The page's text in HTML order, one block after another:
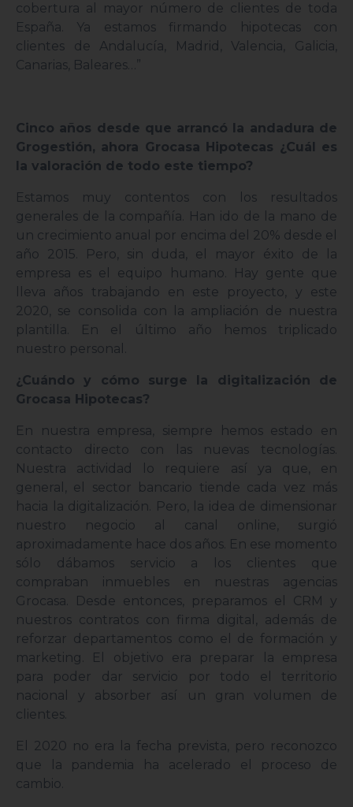
cobertura al mayor número de clientes de toda
España. Ya estamos firmando hipotecas con
clientes de Andalucía, Madrid, Valencia, Galicia,
Canarias, Baleares…”
Cinco años desde que arrancó la andadura de
Grogestión, ahora Grocasa Hipotecas ¿Cuál es
la valoración de todo este tiempo?
Estamos muy contentos con los resultados
generales de la compañía. Han ido de la mano de
un crecimiento anual por encima del 20% desde el
año 2015. Pero, sin duda, el mayor éxito de la
empresa es el equipo humano. Hay gente que
lleva años trabajando en este proyecto, y este
2020, se consolida con la ampliación de nuestra
plantilla. En el último año hemos triplicado
nuestro personal.
¿Cuándo y cómo surge la digitalización de
Grocasa Hipotecas?
En nuestra empresa, siempre hemos estado en
contacto directo con las nuevas tecnologías.
Nuestra actividad lo requiere así ya que, en
general, el sector bancario tiende cada vez más
hacia la digitalización. Pero, la idea de dimensionar
nuestro negocio al canal online, surgió
aproximadamente hace dos años. En ese momento
sólo dábamos servicio a los clientes que
compraban inmuebles en nuestras agencias
Grocasa. Desde entonces, preparamos el CRM y
nuestros contratos con firma digital, además de
reforzar departamentos como el de formación y
marketing. El objetivo era preparar la empresa
para poder dar servicio por todo el territorio
nacional y absorber así un gran volumen de
clientes.
El 2020 no era la fecha prevista, pero reconozco
que la pandemia ha acelerado el proceso de
cambio.